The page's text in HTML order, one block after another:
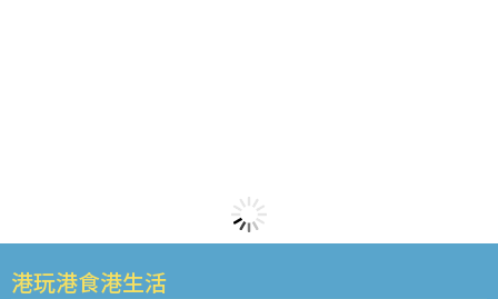
港玩港食港生活